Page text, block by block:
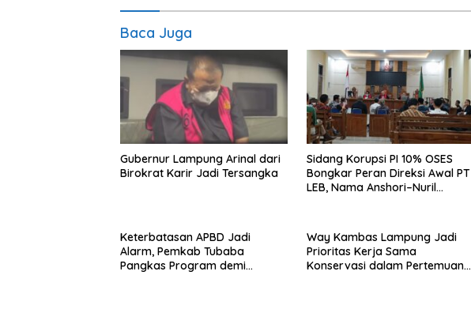
Baca Juga
Gubernur Lampung Arinal dari
Birokrat Karir Jadi Tersangka
Sidang Korupsi PI 10% OSES
Bongkar Peran Direksi Awal PT
LEB, Nama Anshori–Nuril
Keterbatasan APBD Jadi
Alarm, Pemkab Tubaba
Pangkas Program demi
Way Kambas Lampung Jadi
Prioritas Kerja Sama
Konservasi dalam Pertemuan